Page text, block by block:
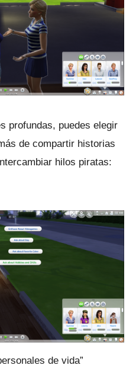
profundas, puedes elegir
de compartir historias
hilos piratas:
de vida”